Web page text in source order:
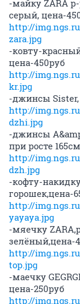
-майку ZARA
серый, цена-
http://
zara.jpg
-ковту-
цена-450руб
http://
kr.jpg
-джинсы
http://
dzhi.jpg
-джинсы
при росте
http://
dzh.jpg
-кофту-
горошек,цена-
http://
yayaya.jpg
-мяечку
зелёный,цена-
http://
top.jpg
-маечку
цена-250руб
http://